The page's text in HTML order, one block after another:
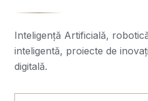
Inteligență Artificială,
inteligentă, proiecte de
digitală.